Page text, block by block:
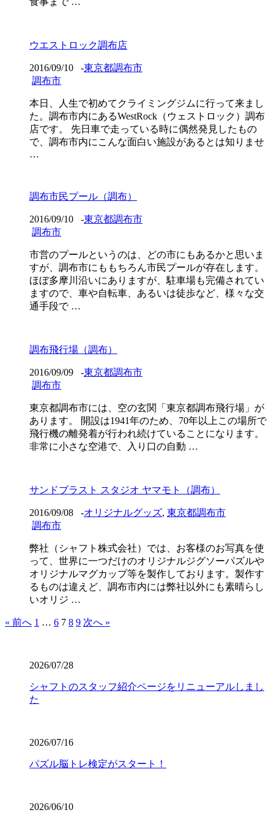
ウエストロック調布店
2016/09/10 -東京都調布市
調布市
本日、人生で初めてクライミングジムに行って来まし
た。調布市内にあるWestRock（ウェストロック）調布
店です。 先日車で走っている時に偶然発見したもの
で、調布市内にこんな面白い施設があるとは知りませ
…
調布市民プール（調布）
2016/09/10 -東京都調布市
調布市
市営のプールというのは、どの市にもあるかと思いま
すが、調布市にももちろん市民プールが存在します。
ほぼ多摩川沿いにありますが、駐車場も完備されてい
ますので、車や自転車、あるいは徒歩など、様々な交
通手段で …
調布飛行場（調布）
2016/09/09 -東京都調布市
調布市
東京都調布市には、空の玄関「東京都調布飛行場」が
あります。 開設は1941年のため、70年以上この場所で
飛行機の離発着が行われ続けていることになります。
非常に小さな空港で、入り口の自動 …
サンドブラスト スタジオ ヤマモト（調布）
2016/09/08 -オリジナルグッズ, 東京都調布市
調布市
弊社（シャフト株式会社）では、お客様のお写真を使
って、世界に一つだけのオリジナルジグソーパズルや
オリジナルマグカップ等を製作しております。製作す
るものは違えど、調布市内には弊社以外にも素晴らし
いオリジ …
« 前へ 1 … 6 7 8 9 次へ »
2026/07/28
シャフトのスタッフ紹介ページをリニューアルしまし
た
2026/07/16
パズル脳トレ検定がスタート！
2026/06/10